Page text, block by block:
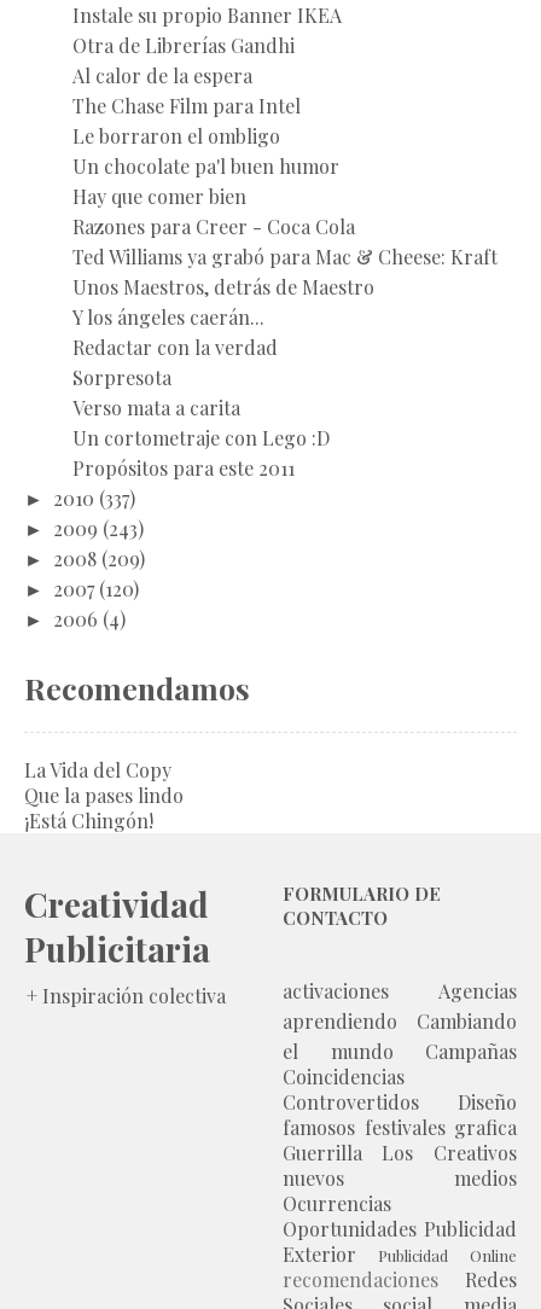
Instale su propio Banner IKEA
Otra de Librerías Gandhi
Al calor de la espera
The Chase Film para Intel
Le borraron el ombligo
Un chocolate pa'l buen humor
Hay que comer bien
Razones para Creer - Coca Cola
Ted Williams ya grabó para Mac & Cheese: Kraft
Unos Maestros, detrás de Maestro
Y los ángeles caerán...
Redactar con la verdad
Sorpresota
Verso mata a carita
Un cortometraje con Lego :D
Propósitos para este 2011
► 2010 (337)
► 2009 (243)
► 2008 (209)
► 2007 (120)
► 2006 (4)
Recomendamos
La Vida del Copy
Que la pases lindo
¡Está Chingón!
Creatividad
Publicitaria
+ Inspiración colectiva
FORMULARIO DE
CONTACTO
activaciones
Agencias
aprendiendo
Cambiando
el mundo
Campañas
Coincidencias
Controvertidos
Diseño
famosos festivales grafica
Guerrilla
Los Creativos
nuevos medios
Ocurrencias
Oportunidades Publicidad
Exterior
Publicidad Online
recomendaciones
Redes